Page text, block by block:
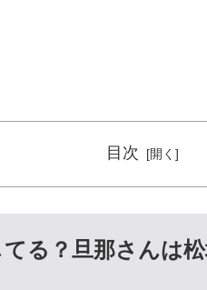
目次
る？旦那さんは